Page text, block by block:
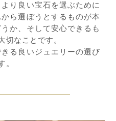
り良い宝石を選ぶために
ら選ぼうとするものが本
か、そして安心できるも
切なことです。
る良いジュエリーの選び
。